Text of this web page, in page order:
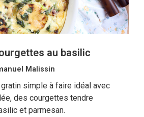
au basilic
Malissin
simple à faire idéal avec
des courgettes tendre
et parmesan.